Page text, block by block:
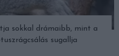
sokkal drámaibb, mint a
sugallja